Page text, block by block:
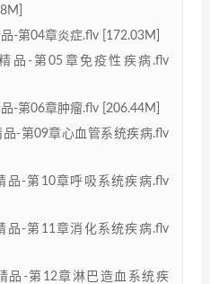
-第04章炎症.flv [172.03M]
品-第05章免疫性疾病.flv
-第06章肿瘤.flv [206.44M]
品-第09章心血管系统疾病.flv
品-第10章呼吸系统疾病.flv
品-第11章消化系统疾病.flv
品-第12章淋巴造血系统疾